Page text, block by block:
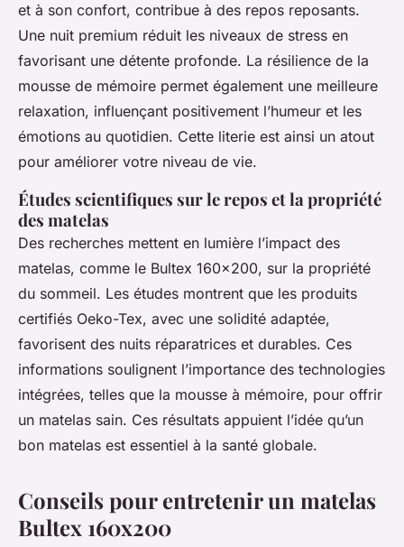
et à son confort, contribue à des repos reposants.
Une nuit premium réduit les niveaux de stress en
favorisant une détente profonde. La résilience de la
mousse de mémoire permet également une meilleure
relaxation, influençant positivement l’humeur et les
émotions au quotidien. Cette literie est ainsi un atout
pour améliorer votre niveau de vie.
Études scientifiques sur le repos et la propriété
des matelas
Des recherches mettent en lumière l’impact des
matelas, comme le Bultex 160x200, sur la propriété
du sommeil. Les études montrent que les produits
certifiés Oeko-Tex, avec une solidité adaptée,
favorisent des nuits réparatrices et durables. Ces
informations soulignent l’importance des technologies
intégrées, telles que la mousse à mémoire, pour offrir
un matelas sain. Ces résultats appuient l’idée qu’un
bon matelas est essentiel à la santé globale.
Conseils pour entretenir un matelas
Bultex 160x200